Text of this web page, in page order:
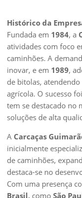
Histórico da
Fundada em 1984, a
atividades com foco
caminhões. A
inovar, e em 1989,
de bitolas, atendendo
agrícola. O sucesso
tem se destacado no
soluções de alta
A Carcaças
inicialmente
de caminhões,
destaca-se no
Com uma presença
Brasil, comoSão